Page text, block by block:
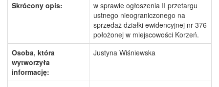
Skrócony opis:
w sprawie ogłoszenia II przetargu
ustnego nieograniczonego na
sprzedaż działki ewidencyjnej nr 376
położonej w miejscowości Korzeń.
Osoba, która
wytworzyła
informację:
Justyna Wiśniewska